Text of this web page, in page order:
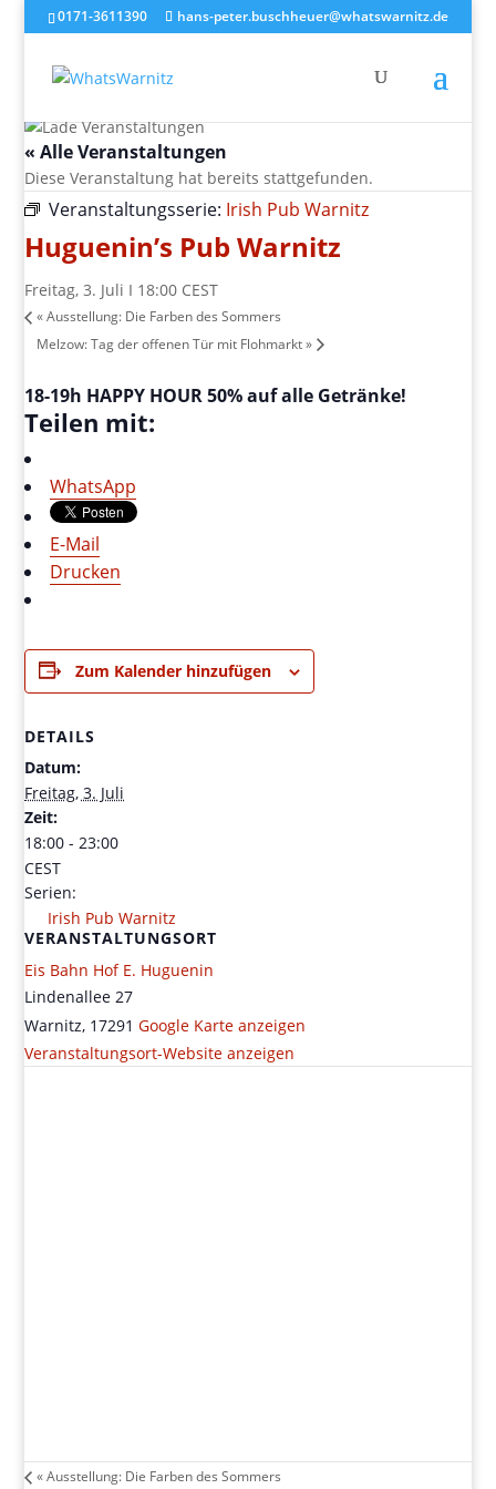
0171-3611390 hans-peter.buschheuer@whatswarnitz.de
« Alle Veranstaltungen
Diese Veranstaltung hat bereits stattgefunden.
Veranstaltungsserie: Irish Pub Warnitz
Huguenin’s Pub Warnitz
Freitag, 3. Juli I 18:00 CEST
«Ausstellung: Die Farben des Sommers
Melzow: Tag der offenen Tür mit Flohmarkt»
18-19h HAPPY HOUR 50% auf alle Getränke!
Teilen mit:
WhatsApp
E-Mail
Drucken
Zum Kalender hinzufügen
DETAILS
Datum:
Freitag, 3. Juli
Zeit:
18:00 - 23:00
CEST
Serien:
Irish Pub Warnitz
VERANSTALTUNGSORT
Eis Bahn Hof E. Huguenin
Lindenallee 27
Warnitz, 17291 Google Karte anzeigen
Veranstaltungsort-Website anzeigen
«Ausstellung: Die Farben des Sommers